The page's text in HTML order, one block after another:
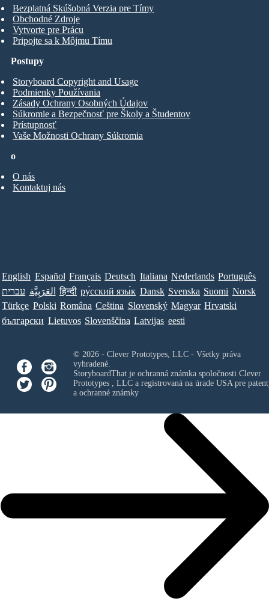
Bezplatná Skúšobná Verzia pre Tímy
Obchodné Zdroje
Vytvorte pre Prácu
Pripojte sa k Môjmu Tímu
o
O nás
Kontaktuj nás
Postupy
Storyboard Copyright and Usage
Podmienky Používania
Zásady Ochrany Osobných Údajov
Súkromie a Bezpečnosť pre Školy a Študentov
Prístupnosť
Vaše Možnosti Ochrany Súkromia
English Español Français Deutsch Italiana Nederlands Português
עברית العَرَبِيَّة हिन्दी ру́сский язы́к Dansk Svenska Suomi Norsk
Türkçe Polski Româna Ceština Slovenský Magyar Hrvatski
български Lietuvos Slovenščina Latvijas eesti
© 2026 - Clever Prototypes, LLC - Všetky práva
vyhradené.
StoryboardThat je ochranná známka spoločnosti Clever
Prototypes , LLCa registrovaná na úrade USA pre
a ochranné známky